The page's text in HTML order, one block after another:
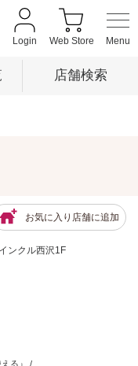
Login Web Store
店舗検索
お気に入り店舗に追加
ンクル西沢1F
る』